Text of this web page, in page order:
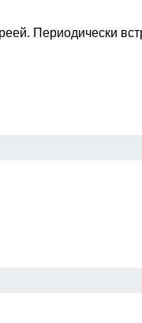
тела.
которые не
Периодически